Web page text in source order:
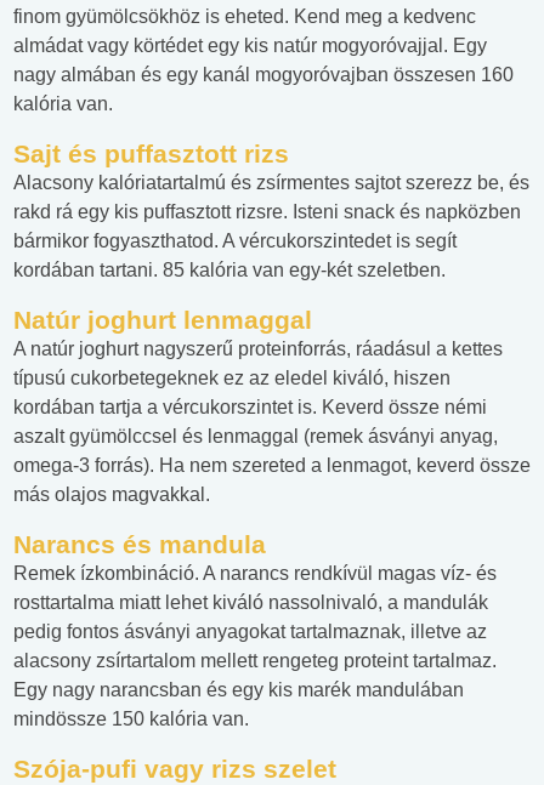
finom gyümölcsökhöz is eheted. Kend meg a kedvenc
almádat vagy körtédet egy kis natúr mogyoróvajjal. Egy
nagy almában és egy kanál mogyoróvajban összesen 160
kalória van.
Sajt és puffasztott rizs
Alacsony kalóriatartalmú és zsírmentes sajtot szerezz be, és
rakd rá egy kis puffasztott rizsre. Isteni snack és napközben
bármikor fogyaszthatod. A vércukorszintedet is segít
kordában tartani. 85 kalória van egy-két szeletben.
Natúr joghurt lenmaggal
A natúr joghurt nagyszerű proteinforrás, ráadásul a kettes
típusú cukorbetegeknek ez az eledel kiváló, hiszen
kordában tartja a vércukorszintet is. Keverd össze némi
aszalt gyümölccsel és lenmaggal (remek ásványi anyag,
omega-3 forrás). Ha nem szereted a lenmagot, keverd össze
más olajos magvakkal.
Narancs és mandula
Remek ízkombináció. A narancs rendkívül magas víz- és
rosttartalma miatt lehet kiváló nassolnivaló, a mandulák
pedig fontos ásványi anyagokat tartalmaznak, illetve az
alacsony zsírtartalom mellett rengeteg proteint tartalmaz.
Egy nagy narancsban és egy kis marék mandulában
mindössze 150 kalória van.
Szója-pufi vagy rizs szelet